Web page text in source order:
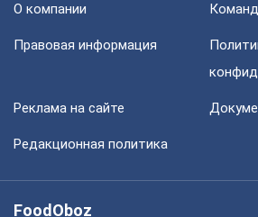
О компании
Правовая информация
Реклама на сайте
Редакционная политика
FoodOboz